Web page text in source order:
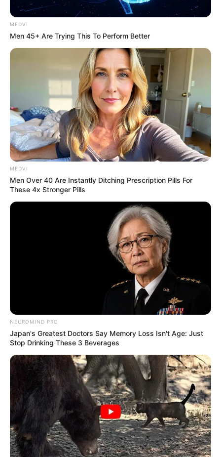
MEDVI
Men 45+ Are Trying This To Perform Better
MEDVI
Men Over 40 Are Instantly Ditching Prescription Pills For
These 4x Stronger Pills
NEUROMIND PRO
Japan's Greatest Doctors Say Memory Loss Isn't Age: Just
Stop Drinking These 3 Beverages